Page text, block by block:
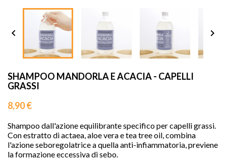
 
SHAMPOO MANDORLA E ACACIA - CAPELLI
GRASSI
8,90 €
Shampoo dall'azione equilibrante specifico per capelli grassi.
Con estratto di actaea, aloe vera e tea tree oil, combina
l'azione seboregolatrice a quella anti-infiammatoria, previene
la formazione eccessiva di sebo.